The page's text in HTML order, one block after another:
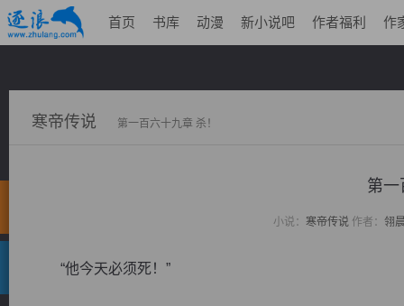
首页 书库 动漫 新小说吧 作者福利 作
寒帝传说 第一百六十九章 杀！
第一
小说： 寒帝传说作者： 翎
“他今天必须死！”